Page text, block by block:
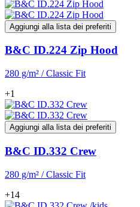
Aggiungi alla lista dei preferiti
B&C ID.224 Zip Hood
280 g/m² / Classic Fit
+1
Aggiungi alla lista dei preferiti
B&C ID.332 Crew
280 g/m² / Classic Fit
+14